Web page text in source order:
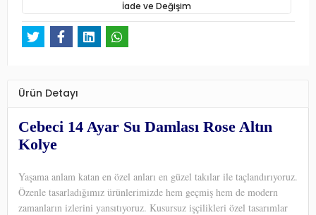
İade ve Değişim
Ürün Detayı
Cebeci 14 Ayar Su Damlası Rose Altın
Kolye
Yaşama anlam katan en özel anları en güzel takılar ile taçlandırıyoruz.
Özenle tasarladığımız ürünlerimizde hem geçmiş hem de modern
zamanların izlerini yansıtıyoruz. Kusursuz işçilikleri özel tasarımlar